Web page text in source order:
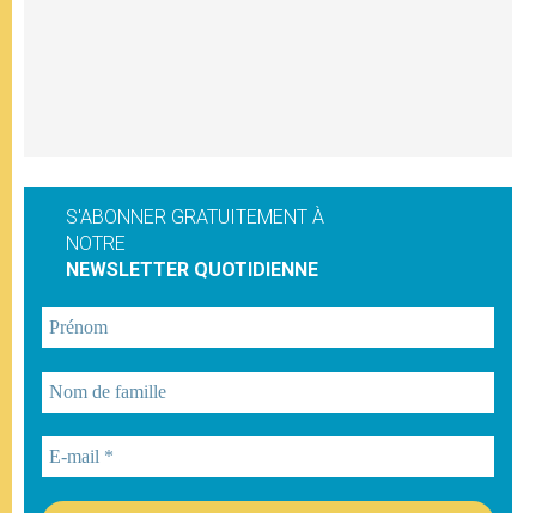
S'ABONNER GRATUITEMENT À
NOTRE
NEWSLETTER QUOTIDIENNE